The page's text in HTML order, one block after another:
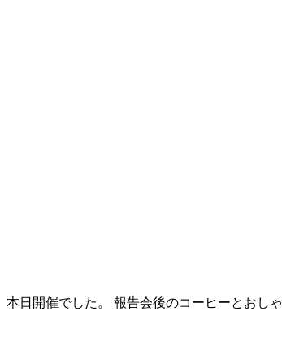
日開催でした。 報告会後のコーヒーとおしゃ